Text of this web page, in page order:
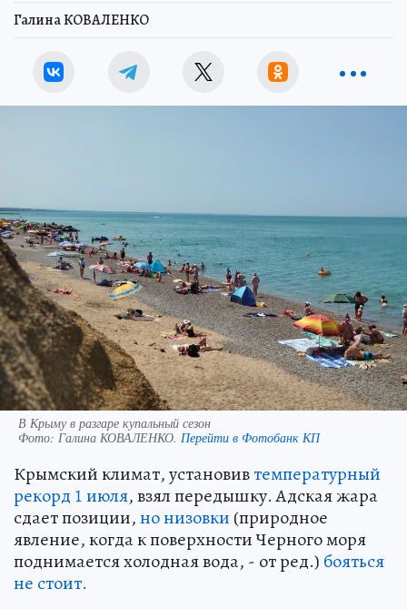
Галина КОВАЛЕНКО
В Крыму в разгаре купальный сезон
Фото: Галина КОВАЛЕНКО. Перейти в Фотобанк КП
Крымский климат, установивтемпературный
рекорд 1 июля, взял передышку. Адская жара
сдает позиции,но низовки (природное
явление, когда к поверхности Черного моря
поднимается холодная вода, - от ред.) бояться
не стоит.